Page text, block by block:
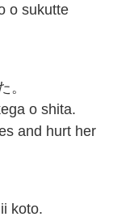
o sukutte
。
o shita.
and hurt her
koto.